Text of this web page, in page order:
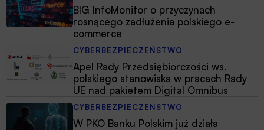
BIG InfoMonitor o przyczynach
rosnącego zadłużenia polskiego e-
commerce
CYBERBEZPIECZEŃSTWO
Apel Rady Przedsiębiorczości ws.
polskiego stanowiska w pracach Rady
UE nad pakietem Digital Omnibus
CYBERBEZPIECZEŃSTWO
W PKO Banku Polskim już działa